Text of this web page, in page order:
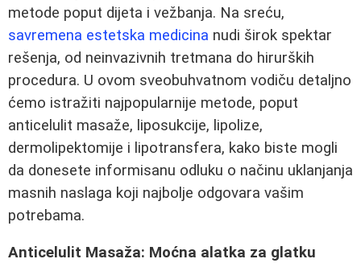
metode poput dijeta i vežbanja. Na sreću,
savremena estetska medicina nudi širok spektar
rešenja, od neinvazivnih tretmana do hirurških
procedura. U ovom sveobuhvatnom vodiču detaljno
ćemo istražiti najpopularnije metode, poput
anticelulit masaže, liposukcije, lipolize,
dermolipektomije i lipotransfera, kako biste mogli
da donesete informisanu odluku o načinu uklanjanja
masnih naslaga koji najbolje odgovara vašim
potrebama.
Anticelulit Masaža: Moćna alatka za glatku